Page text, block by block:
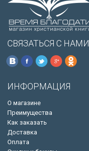
СВЯЗАТЬСЯ С НАМИ
ИНФОРМАЦИЯ
О магазине
Преимущества
Как заказать
Доставка
Оплата